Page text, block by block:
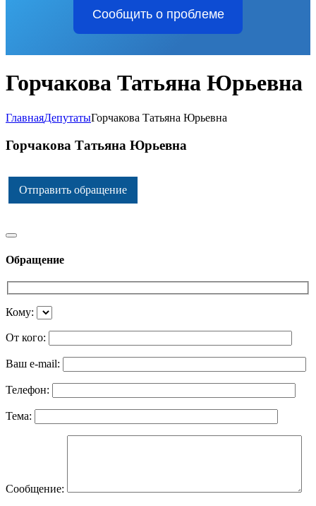
Сообщить о проблеме
Горчакова Татьяна Юрьевна
ГлавнаяДепутатыГорчакова Татьяна Юрьевна
Горчакова Татьяна Юрьевна
Отправить обращение
Обращение
Кому:
От кого:
Ваш e-mail:
Телефон:
Тема:
Сообщение: